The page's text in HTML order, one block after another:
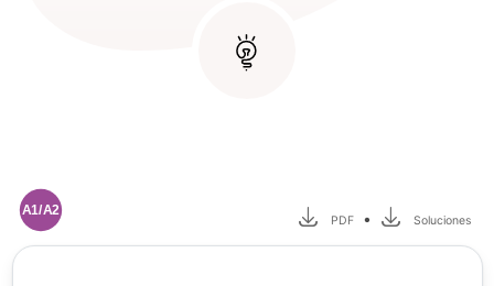
A1/A2
PDF • Soluciones